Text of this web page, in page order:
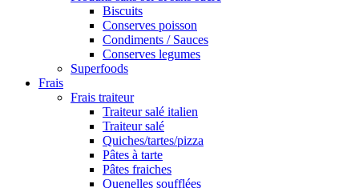
Biscuits
Conserves poisson
Condiments / Sauces
Conserves legumes
Superfoods
Frais
Frais traiteur
Traiteur salé italien
Traiteur salé
Quiches/tartes/pizza
Pâtes à tarte
Pâtes fraiches
Quenelles soufflées